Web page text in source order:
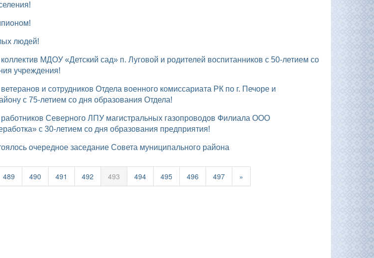
людей!
учреждения!
с 75-летием со дня образования Отдела!
с 30-летием со дня образования предприятия!
очередное заседание Совета муниципального района
489 490 491 492 493 494 495 496 497 »